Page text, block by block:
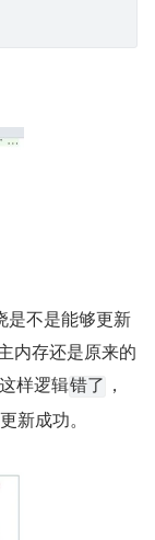
是不是能够更新
内存还是原来的
样逻辑错了
，
新成功。